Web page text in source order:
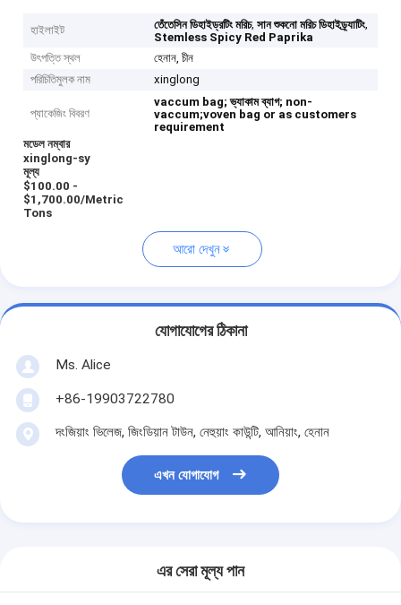
হাইলাইট তেঁতেসিন ডিহাইড্রটিং মরিচ,সান শুকনো মরিচ ডিহাইড্র্যাটিং,
Stemless Spicy Red Paprika
উৎপত্তি স্থল
হেনান, চীন
পরিচিতিমুলক নাম
xinglong
প্যাকেজিং বিবরণ
vaccum bag; ভ্যাকাম ব্যাগ; non-
vaccum;voven bag or as customers
requirement
মডেল নম্বার
xinglong-sy
মূল্য
$100.00 -
$1,700.00/Metric
Tons
আরো দেখুন
যোগাযোগের ঠিকানা
Ms. Alice
+86-19903722780
দংজিয়াং ভিলেজ, জিংডিয়ান টাউন, নেহুয়াং কাউন্টি, আনিয়াং, হেনান
এখন যোগাযোগ
এর সেরা মূল্য পান